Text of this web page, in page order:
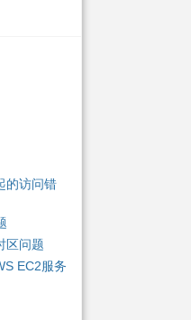
的访问错
区问题
EC2服务